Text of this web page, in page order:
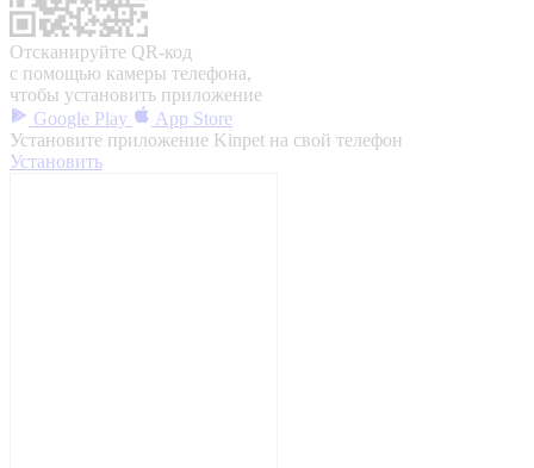
Отсканируйте QR-код
с помощью камеры телефона,
чтобы установить приложение
Google Play
App Store
Установите приложение Kinpet на свой телефон
Установить